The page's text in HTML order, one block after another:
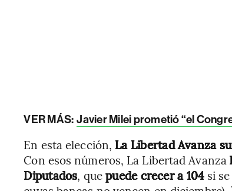
VER MÁS: Javier Milei prometió “el
En esta elección, La Libertad Avanza
Con esos números, La Libertad Avanza
Diputados, quepuede crecer a 104 si